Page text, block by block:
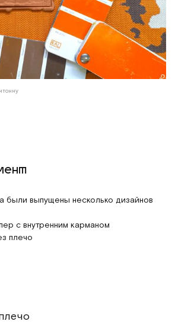
были выпущены несколько дизайнов
с внутренним карманом
плечо